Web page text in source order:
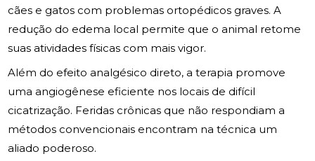
cães e gatos com problemas ortopédicos graves. A
redução do edema local permite que o animal retome
suas atividades físicas com mais vigor.
Além do efeito analgésico direto, a terapia promove
uma angiogênese eficiente nos locais de difícil
cicatrização. Feridas crônicas que não respondiam a
métodos convencionais encontram na técnica um
aliado poderoso.